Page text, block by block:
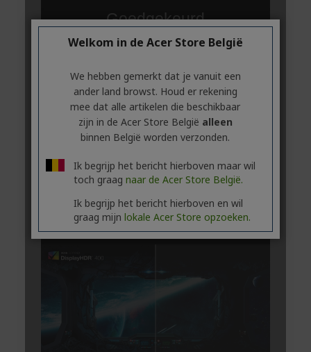
Welkom in de Acer Store België
We hebben gemerkt dat je vanuit een
ander land browst. Houd er rekening
mee dat alle artikelen die beschikbaar
zijn in de Acer Store België alleen
binnen België worden verzonden.
Ik begrijp het bericht hierboven maar wil
toch graag naar de Acer Store België.
Ik begrijp het bericht hierboven en wil
graag mijn lokale Acer Store opzoeken.